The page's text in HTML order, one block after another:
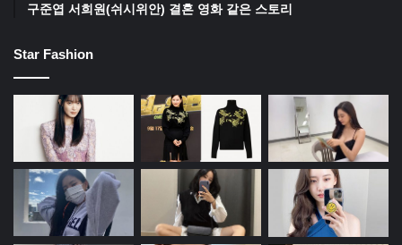
구준엽 서희원(쉬시위안) 결혼 영화 같은 스토리
Star Fashion